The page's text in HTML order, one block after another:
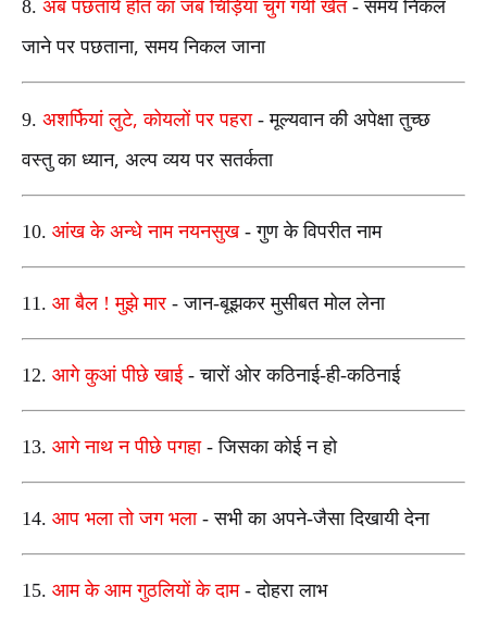
8. अब पछताये होत का जब चिड़िया चुग गयी खेत -समय निकल
जाने पर पछताना,समय निकल जाना
9. अशर्फियां लुटे,कोयलों पर पहरा -मूल्यवान की अपेक्षा तुच्छ
वस्तु का ध्यान, अल्प व्यय पर सतर्कता
10. आंख के अन्धे नाम नयनसुख -गुण के विपरीत नाम
11. आ बैल ! मुझे मार -जान-बूझकर मुसीबत मोल लेना
12. आगे कुआं पीछे खाई -चारों ओर कठिनाई-ही-कठिनाई
13. आगे नाथ न पीछे पगहा -जिसका कोई न हो
14. आप भला तो जग भला -सभी का अपने-जैसा दिखायी देना
15. आम के आम गुठलियों के दाम -दोहरा लाभ